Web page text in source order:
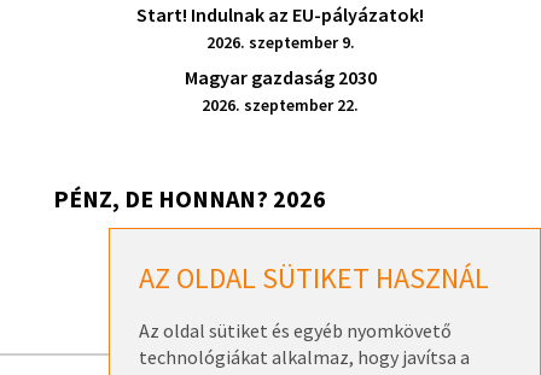
AZ OLDAL SÜTIKET HASZNÁL
Az oldal sütiket és egyéb nyomkövető
technológiákat alkalmaz, hogy javítsa a
Start! Indulnak az EU-pályázatok!
2026. szeptember 9.
Magyar gazdaság 2030
2026. szeptember 22.
PÉNZ, DE HONNAN? 2026
2026. szeptember 17.